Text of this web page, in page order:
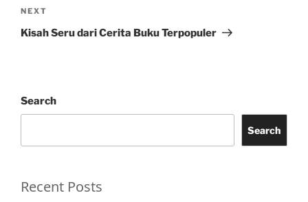
Next
Post
NEXT
Kisah Seru dari Cerita Buku Terpopuler
Search
Search
Recent Posts